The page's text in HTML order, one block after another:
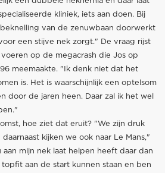
kliniek, iets aan doen. Bij
van de zenuwbaan doorwerkt
een stijve nek zorgt." De vraag rijst
op de megacrash die Jos op
meemaakte. "Ik denk niet dat het
is. Het is waarschijnlijk een optelsom
door de jaren heen. Daar zal ik het wel
hoe ziet dat eruit? "We zijn druk
kijken we ook naar Le Mans,"
mijn nek laat helpen heeft daar dan
aan de start kunnen staan en ben